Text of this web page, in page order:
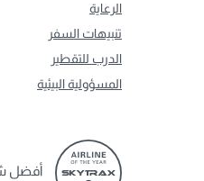
الرعاية
تنبيهات السفر
الدرب للتقطير
المسؤولية البيئية
أفضل